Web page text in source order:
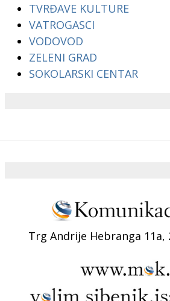
TVRĐAVE KULTURE
VATROGASCI
VODOVOD
ZELENI GRAD
SOKOLARSKI CENTAR
Trg Andrije Hebranga 11a,